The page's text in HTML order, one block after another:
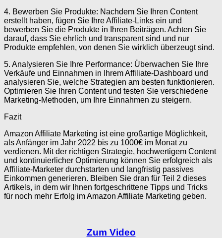
4. Bewerben Sie Produkte: Nachdem Sie Ihren Content
erstellt haben, fügen Sie Ihre Affiliate-Links ein und
bewerben Sie die Produkte in Ihren Beiträgen. Achten Sie
darauf, dass Sie ehrlich und transparent sind und nur
Produkte empfehlen, von denen Sie wirklich überzeugt sind.
5. Analysieren Sie Ihre Performance: Überwachen Sie Ihre
Verkäufe und Einnahmen in Ihrem Affiliate-Dashboard und
analysieren Sie, welche Strategien am besten funktionieren.
Optimieren Sie Ihren Content und testen Sie verschiedene
Marketing-Methoden, um Ihre Einnahmen zu steigern.
Fazit
Amazon Affiliate Marketing ist eine großartige Möglichkeit,
als Anfänger im Jahr 2022 bis zu 1000€ im Monat zu
verdienen. Mit der richtigen Strategie, hochwertigem Content
und kontinuierlicher Optimierung können Sie erfolgreich als
Affiliate-Marketer durchstarten und langfristig passives
Einkommen generieren. Bleiben Sie dran für Teil 2 dieses
Artikels, in dem wir Ihnen fortgeschrittene Tipps und Tricks
für noch mehr Erfolg im Amazon Affiliate Marketing geben.
Zum Video